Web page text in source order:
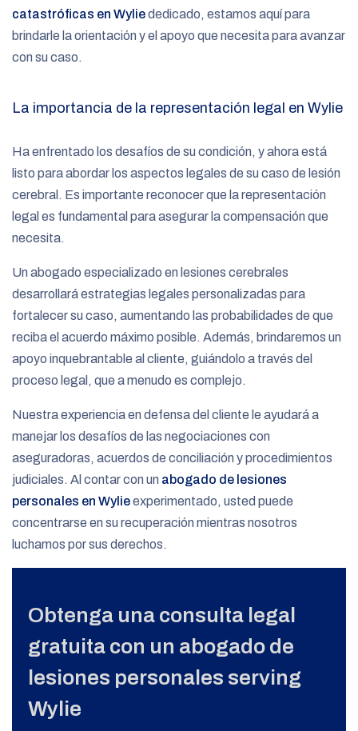
catastróficas en Wyliededicado, estamos aquí para
brindarle la orientación y el apoyo que necesita para avanzar
con su caso.
La importancia de la representación legal en Wylie
Ha enfrentado los desafíos de su condición, y ahora está
listo para abordar los aspectos legales de su caso de lesión
cerebral. Es importante reconocer que la representación
legal es fundamental para asegurar la compensación que
necesita.
Un abogado especializado en lesiones cerebrales
desarrollará estrategias legales personalizadas para
fortalecer su caso, aumentando las probabilidades de que
reciba el acuerdo máximo posible. Además, brindaremos un
apoyo inquebrantable al cliente, guiándolo a través del
proceso legal, que a menudo es complejo.
Nuestra experiencia en defensa del cliente le ayudará a
manejar los desafíos de las negociaciones con
aseguradoras, acuerdos de conciliación y procedimientos
judiciales. Al contar con un abogado de lesiones
personales en Wylieexperimentado, usted puede
concentrarse en su recuperación mientras nosotros
luchamos por sus derechos.
Obtenga una consulta legal
gratuita con un abogado de
lesiones personales serving
Wylie